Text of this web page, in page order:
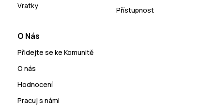
Vratky
Přístupnost
O Nás
Přidejte se ke Komunitě
O nás
Hodnocení
Pracuj s námi